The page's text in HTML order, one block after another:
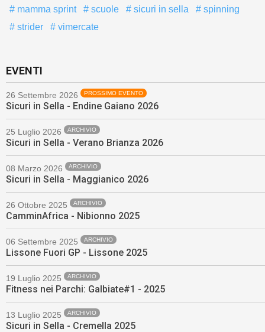
mamma sprint
scuole sicuri in sella
spinning
strider
vimercate
EVENTI
26 Settembre 2026 PROSSIMO EVENTO
Sicuri in Sella - Endine Gaiano 2026
25 Luglio 2026 ARCHIVIO
Sicuri in Sella - Verano Brianza 2026
08 Marzo 2026 ARCHIVIO
Sicuri in Sella - Maggianico 2026
26 Ottobre 2025 ARCHIVIO
CamminAfrica - Nibionno 2025
06 Settembre 2025 ARCHIVIO
Lissone Fuori GP - Lissone 2025
19 Luglio 2025 ARCHIVIO
Fitness nei Parchi: Galbiate#1 - 2025
13 Luglio 2025 ARCHIVIO
Sicuri in Sella - Cremella 2025